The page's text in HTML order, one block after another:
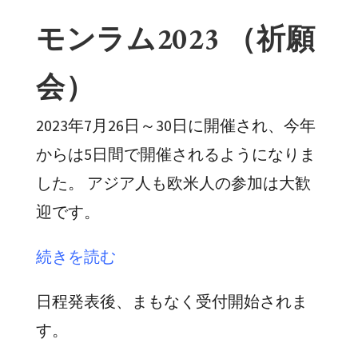
モンラム2023 （祈願
会）
2023年7月26日～30日に開催され、今年
からは5日間で開催されるようになりま
した。 アジア人も欧米人の参加は大歓
迎です。
続きを読む
日程発表後、まもなく受付開始されま
す。